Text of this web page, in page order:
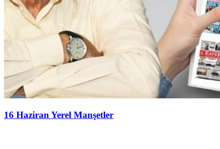
16 Haziran Yerel Manşetler